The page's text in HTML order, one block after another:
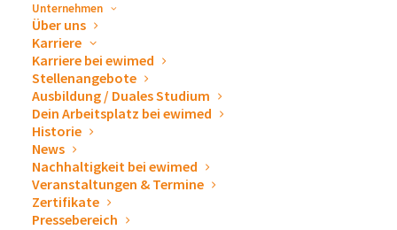
Unternehmen
Über uns
Karriere
Karriere bei ewimed
Stellenangebote
Ausbildung / Duales Studium
Dein Arbeitsplatz bei ewimed
Historie
News
Nachhaltigkeit bei ewimed
Veranstaltungen & Termine
Zertifikate
Pressebereich
ewimed Romania
Facebook
Instagram